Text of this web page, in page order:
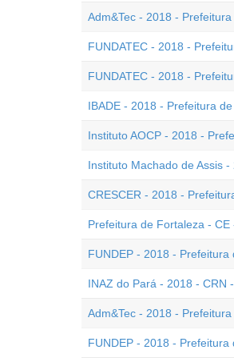
Adm&Tec - 2018 -
FUNDATEC - 2018 -
FUNDATEC - 2018 -
IBADE - 2018 - Prefeitura
Instituto AOCP - 2018 -
Instituto Machado de Assis
CRESCER - 2018 -
Prefeitura de Fortaleza -
FUNDEP - 2018 -
INAZ do Pará - 2018 - CRN
Adm&Tec - 2018 -
FUNDEP - 2018 -